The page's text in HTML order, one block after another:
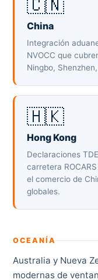
🇨🇳
China
Integración
NVOCC que
Ningbo,
🇭🇰
Hong Kong
Declaraciones
carretera
el comercio de
globales.
OCEANÍA
Australia y Nueva
modernas de